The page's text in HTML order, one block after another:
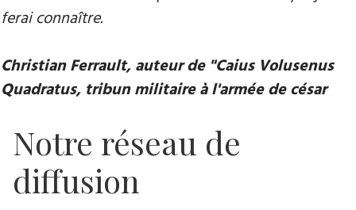
ferai connaître.
Christian Ferrault, auteur de "Caius Volusenus
Quadratus, tribun militaire à l'armée de césar
Notre réseau de
diffusion